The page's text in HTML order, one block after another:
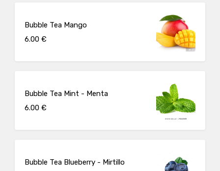
Bubble Tea Mango
6.00 €
Bubble Tea Mint - Menta
6.00 €
Bubble Tea Blueberry - Mirtillo